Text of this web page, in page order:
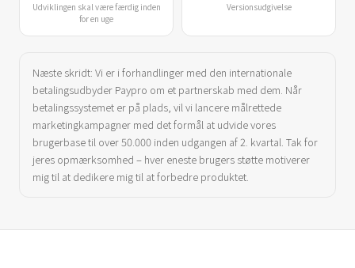
Udviklingen skal være færdig inden
for en uge
Versionsudgivelse
Næste skridt: Vi er i forhandlinger med den internationale
betalingsudbyder Paypro om et partnerskab med dem. Når
betalingssystemet er på plads, vil vi lancere målrettede
marketingkampagner med det formål at udvide vores
brugerbase til over 50.000 inden udgangen af ​​2. kvartal. Tak for
jeres opmærksomhed – hver eneste brugers støtte motiverer
mig til at dedikere mig til at forbedre produktet.